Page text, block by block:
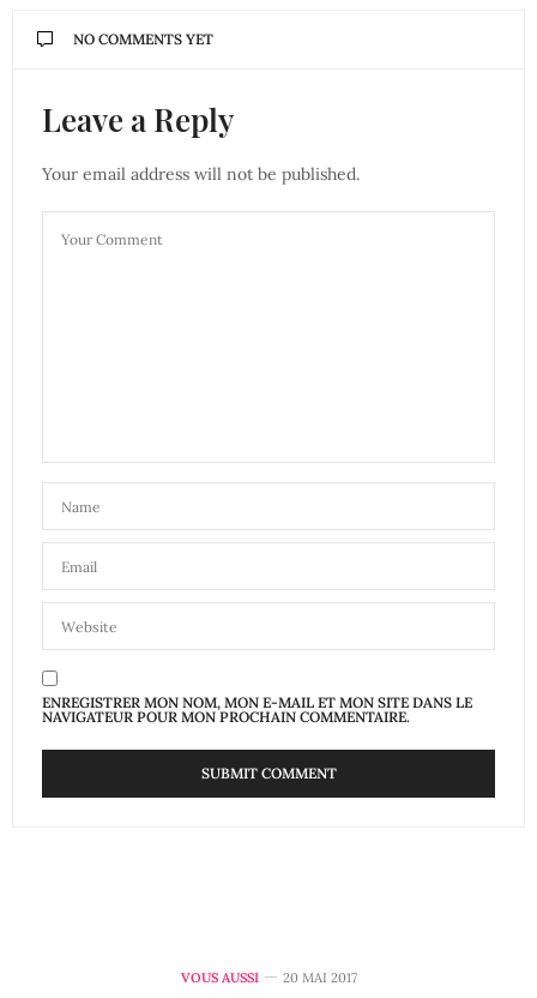
NO COMMENTS YET
Leave a Reply
Your email address will not be published.
ENREGISTRER MON NOM, MON E-MAIL ET MON SITE DANS LE
NAVIGATEUR POUR MON PROCHAIN COMMENTAIRE.
VOUS AUSSI 20 MAI 2017